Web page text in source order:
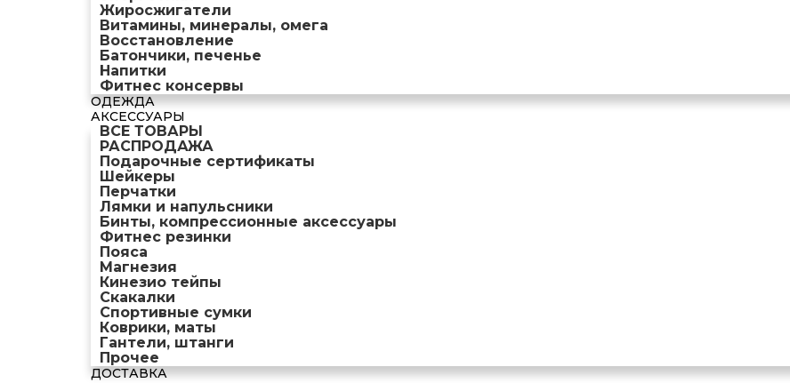
Жиросжигатели
Витамины, минералы, омега
Восстановление
Батончики, печенье
Напитки
Фитнес консервы
ОДЕЖДА
АКСЕССУАРЫ
ВСЕ ТОВАРЫ
РАСПРОДАЖА
Подарочные сертификаты
Шейкеры
Перчатки
Лямки и напульсники
Бинты, компрессионные аксессуары
Фитнес резинки
Пояса
Магнезия
Кинезио тейпы
Скакалки
Спортивные сумки
Коврики, маты
Гантели, штанги
Прочее
ДОСТАВКА